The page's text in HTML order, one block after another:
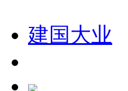
建国大业